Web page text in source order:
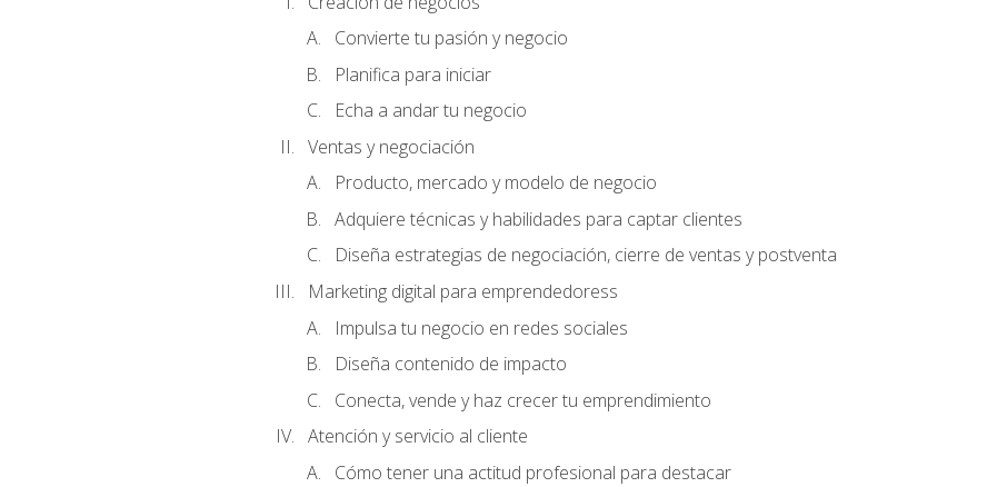
Convierte tu pasión y negocio
Planifica para iniciar
Echa a andar tu negocio
Ventas y negociación
Producto, mercado y modelo de negocio
Adquiere técnicas y habilidades para captar clientes
Diseña estrategias de negociación, cierre de ventas y postventa
Marketing digital para emprendedoress
Impulsa tu negocio en redes sociales
Diseña contenido de impacto
Conecta, vende y haz crecer tu emprendimiento
Atención y servicio al cliente
Cómo tener una actitud profesional para destacar